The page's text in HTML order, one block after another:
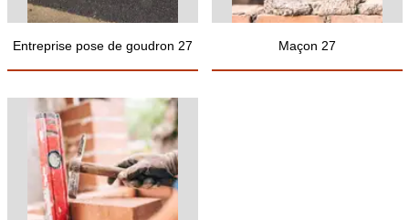
Entreprise pose de goudron 27 Maçon 27